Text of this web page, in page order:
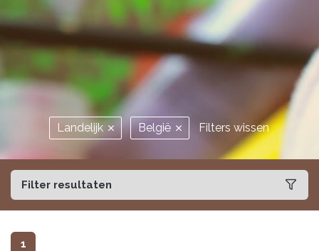
Landelijk België Filters wissen
Filter resultaten
1